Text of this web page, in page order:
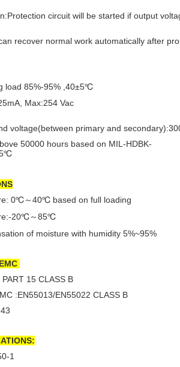
circuit will be started if output
recover normal work automatically after
load 85%-95% ,40±5℃
Max:254 Vac
voltage(between primary and
50000 hours based on MIL-HDBK-
0℃～40℃ based on full loading
20℃～85℃
of moisture with humidity 5%~95%
15 CLASS B
:EN55013/EN55022 CLASS B
1